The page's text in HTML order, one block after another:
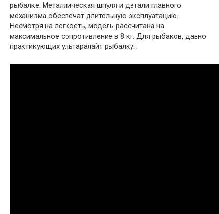
рыбалке. Металлическая шпуля и детали главного
механизма обеспечат длительную эксплуатацию.
Несмотря на легкость, модель рассчитана на
максимальное сопротивление в 8 кг. Для рыбаков, давно
практикующих ультаралайт рыбалку.